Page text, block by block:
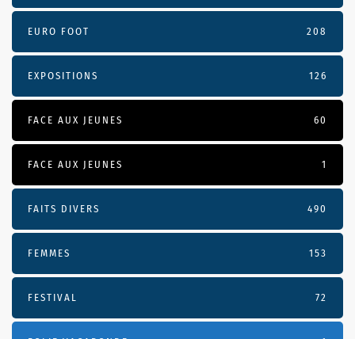
EURO FOOT 208
EXPOSITIONS 126
FACE AUX JEUNES 60
FACE AUX JEUNES 1
FAITS DIVERS 490
FEMMES 153
FESTIVAL 72